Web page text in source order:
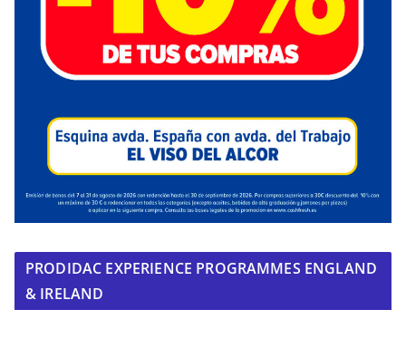
PRODIDAC EXPERIENCE PROGRAMMES ENGLAND
& IRELAND